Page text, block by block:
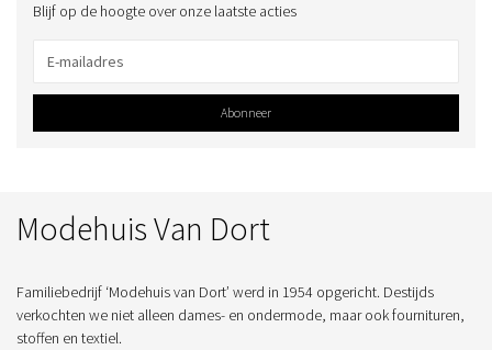
Blijf op de hoogte over onze laatste acties
Abonneer
Modehuis Van Dort
Familiebedrijf ‘Modehuis van Dort’ werd in 1954 opgericht. Destijds
verkochten we niet alleen dames- en ondermode, maar ook fournituren,
stoffen en textiel.